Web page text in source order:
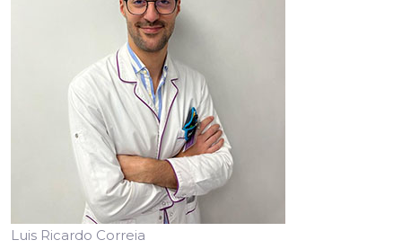
Luis Ricardo Correia